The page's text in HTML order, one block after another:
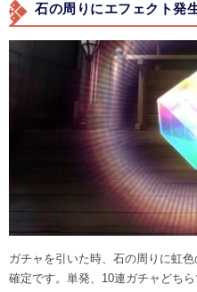
石の周りにエフェクト発
ガチャを引いた時、石の周りに虹
確定です。単発、10連ガチャどち